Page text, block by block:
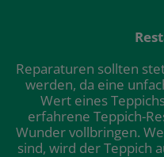
Reparaturen sollten
werden, da eine
Wert eines
erfahrene Teppich-
Wunder vollbringen.
sind, wird der Teppich